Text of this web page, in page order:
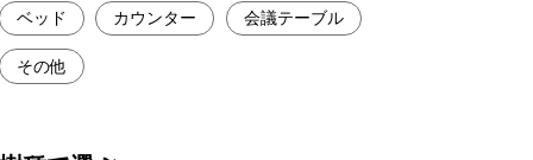
ベッド カウンター 会議テーブル
その他